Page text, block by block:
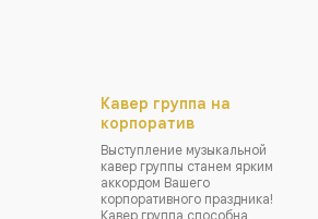
Кавер группа на
корпоратив
Выступление музыкальной
кавер группы станем ярким
аккордом Вашего
корпоративного праздника!
Кавер группа способна